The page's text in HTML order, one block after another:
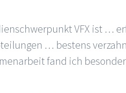
VFX ist …
… bestens
fand ich